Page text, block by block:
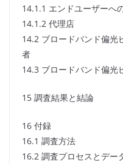
14.1.1 エンドユーザーへ
14.1.2 代理店
14.2 ブロードバンド偏光
者
14.3 ブロードバンド偏光
15 調査結果と結論
16 付録
16.1 調査方法
16.2 調査プロセスとデー